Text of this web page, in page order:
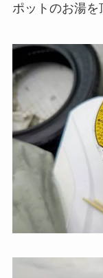
ポットのお湯を